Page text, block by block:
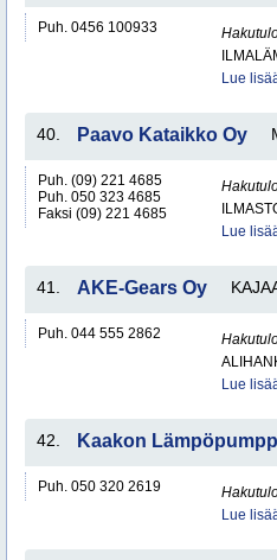
Puh. 0456 100933
Lue
40. Paavo Kataikko Oy
Puh. (09) 221 4685
Puh. 050 323 4685
Faksi (09) 221 4685
Lue
41. AKE-Gears Oy
Puh. 044 555 2862
Lue
42. Kaakon
Puh. 050 320 2619
Lue